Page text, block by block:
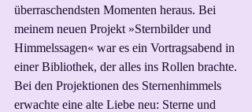
überraschendsten Momenten heraus. Bei
meinem neuen Projekt »Sternbilder und
Himmelssagen« war es ein Vortragsabend in
einer Bibliothek, der alles ins Rollen brachte.
Bei den Projektionen des Sternenhimmels
erwachte eine alte Liebe neu: Sterne und